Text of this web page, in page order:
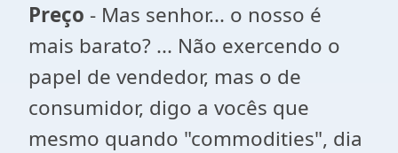
Preço - Mas senhor... o nosso é
mais barato? ... Não exercendo o
papel de vendedor, mas o de
consumidor, digo a vocês que
mesmo quando "commodities", dia